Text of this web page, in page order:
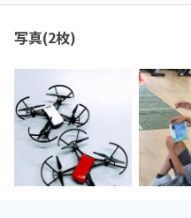
写真(2枚)